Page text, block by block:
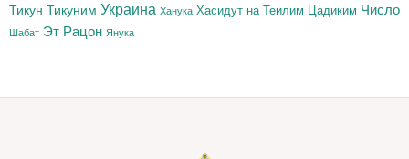
Тикун Тикуним Украина Ханука Хасидут на Теилим Цадиким Число
Шабат Эт Рацон Янука